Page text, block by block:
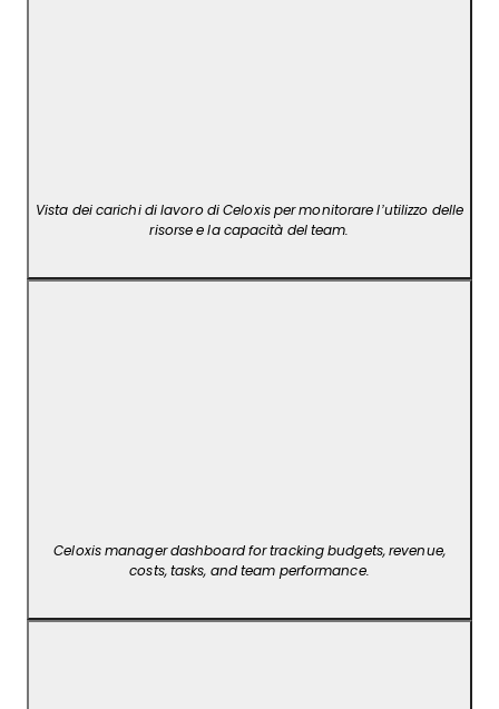
Vista dei carichi di lavoro di Celoxis per monitorare l’utilizzo delle
risorse e la capacità del team.
Celoxis manager dashboard for tracking budgets, revenue,
costs, tasks, and team performance.